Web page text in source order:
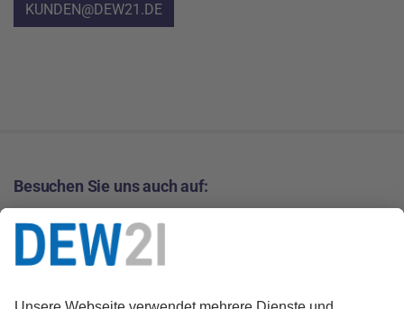
KUNDEN@DEW21.DE
Besuchen Sie uns auch auf: